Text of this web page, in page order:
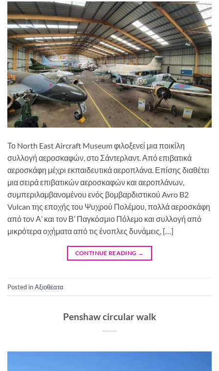
Το North East Aircraft Museum φιλοξενεί μια ποικίλη
συλλογή αεροσκαφών, στο Σάντερλαντ. Από επιβατικά
αεροσκάφη μέχρι εκπαιδευτικά αεροπλάνα. Επίσης διαθέτει
μια σειρά επιβατικών αεροσκαφών και αεροπλάνων,
συμπεριλαμβανομένου ενός βομβαρδιστικού Avro B2
Vulcan της εποχής του Ψυχρού Πολέμου, πολλά αεροσκάφη
από τον Α’ και τον Β’ Παγκόσμιο Πόλεμο και συλλογή από
μικρότερα οχήματα από τις ένοπλες δυνάμεις, […]
CONTINUE READING →
Posted inΑξιοθέατα
Penshaw circular walk